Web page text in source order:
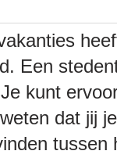
Een
kunt
dat jij
tussen